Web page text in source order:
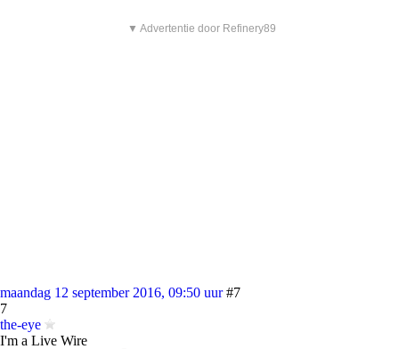
▼ Advertentie door Refinery89
maandag 12 september 2016, 09:50 uur #7
7
the-eye
I'm a Live Wire